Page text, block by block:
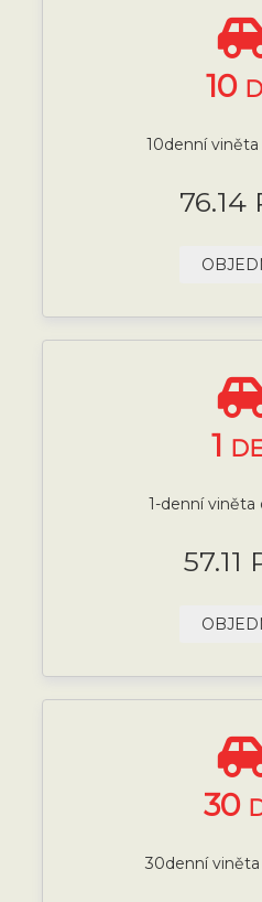
10
10denní
76.14
1
1-denní viněta
57.11
30
30denní